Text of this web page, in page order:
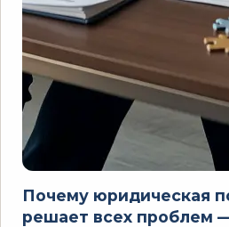
Почему юридическая
решает всех проблем